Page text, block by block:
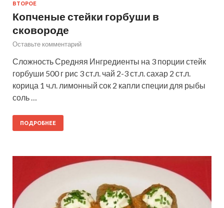
ВТОРОЕ
Копченые стейки горбуши в
сковороде
Оставьте комментарий
Сложность Средняя Ингредиенты на 3 порции стейк
горбуши 500 г рис 3 ст.л. чай 2-3 ст.л. сахар 2 ст.л.
корица 1 ч.л. лимонный сок 2 капли специи для рыбы
соль …
ПОДРОБНЕЕ